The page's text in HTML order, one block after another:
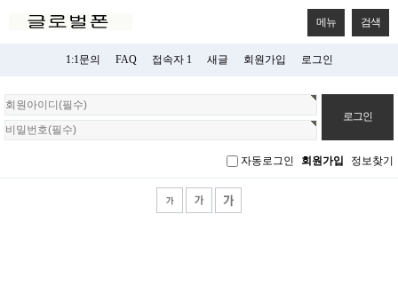
메뉴 검색
1:1문의 FAQ 접속자 1 새글 회원가입 로그인
회
원
로
자동로그인 회원가입 정보찾기